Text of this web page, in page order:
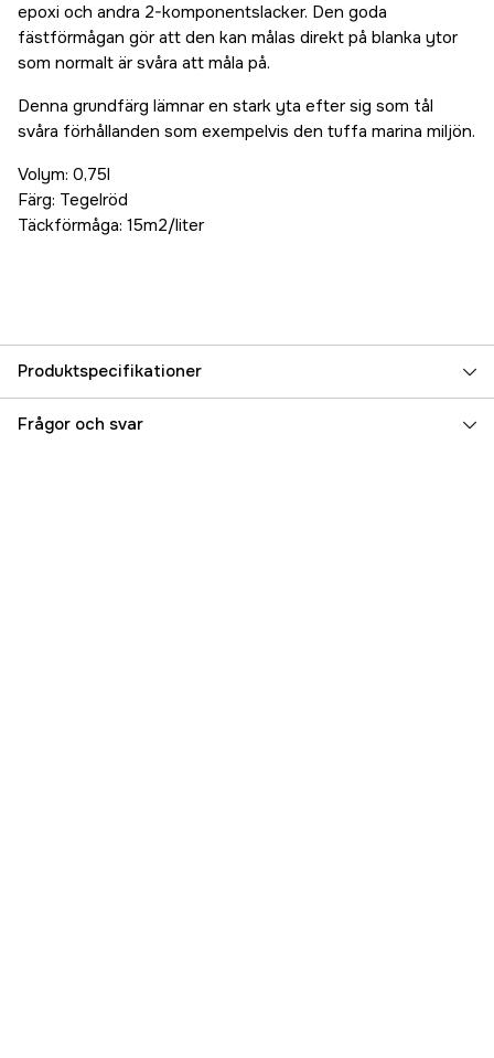
epoxi och andra 2-komponentslacker. Den goda
fästförmågan gör att den kan målas direkt på blanka ytor
som normalt är svåra att måla på.
Denna grundfärg lämnar en stark yta efter sig som tål
svåra förhållanden som exempelvis den tuffa marina miljön.
Volym: 0,75l
Färg: Tegelröd
Täckförmåga: 15m2/liter
Produktspecifikationer
Referensnummer 5000083879
Frågor och svar